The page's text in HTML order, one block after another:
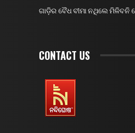
ଗାଡ଼ିର ବୈଧ ବୀମା ନଥିଲେ ମିଳିବନି
CONTACT US